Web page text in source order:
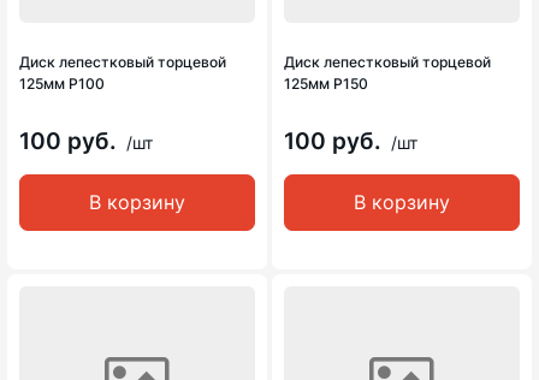
Диск лепестковый торцевой
125мм Р100
100 руб. /шт
В корзину
Диск лепестковый торцевой
125мм Р150
100 руб. /шт
В корзину